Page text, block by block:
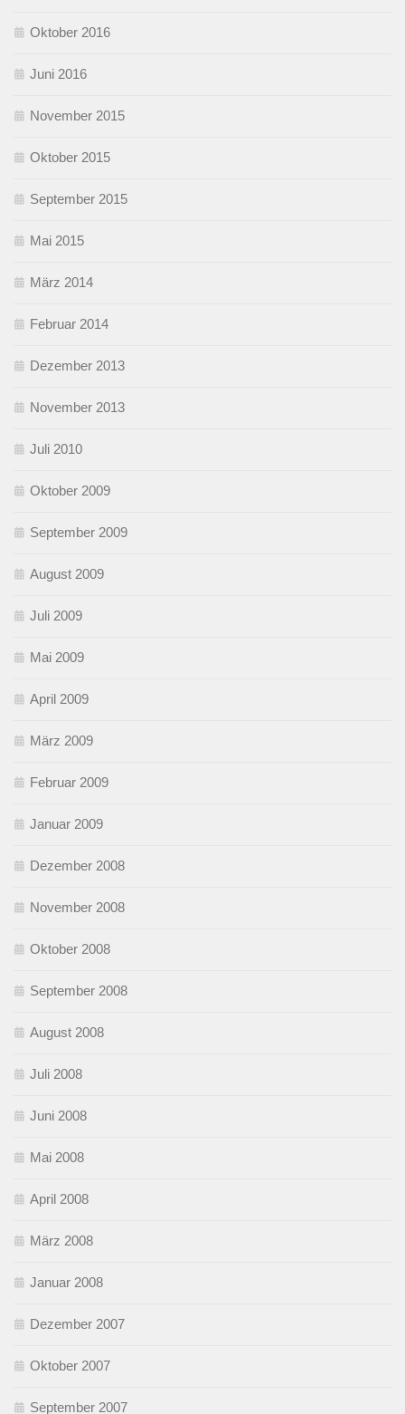
Oktober 2016
Juni 2016
November 2015
Oktober 2015
September 2015
Mai 2015
März 2014
Februar 2014
Dezember 2013
November 2013
Juli 2010
Oktober 2009
September 2009
August 2009
Juli 2009
Mai 2009
April 2009
März 2009
Februar 2009
Januar 2009
Dezember 2008
November 2008
Oktober 2008
September 2008
August 2008
Juli 2008
Juni 2008
Mai 2008
April 2008
März 2008
Januar 2008
Dezember 2007
Oktober 2007
September 2007